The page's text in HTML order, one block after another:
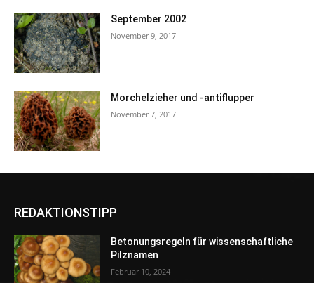
September 2002
November 9, 2017
Morchelzieher und -antiflupper
November 7, 2017
REDAKTIONSTIPP
Betonungsregeln für wissenschaftliche
Pilznamen
Februar 10, 2024